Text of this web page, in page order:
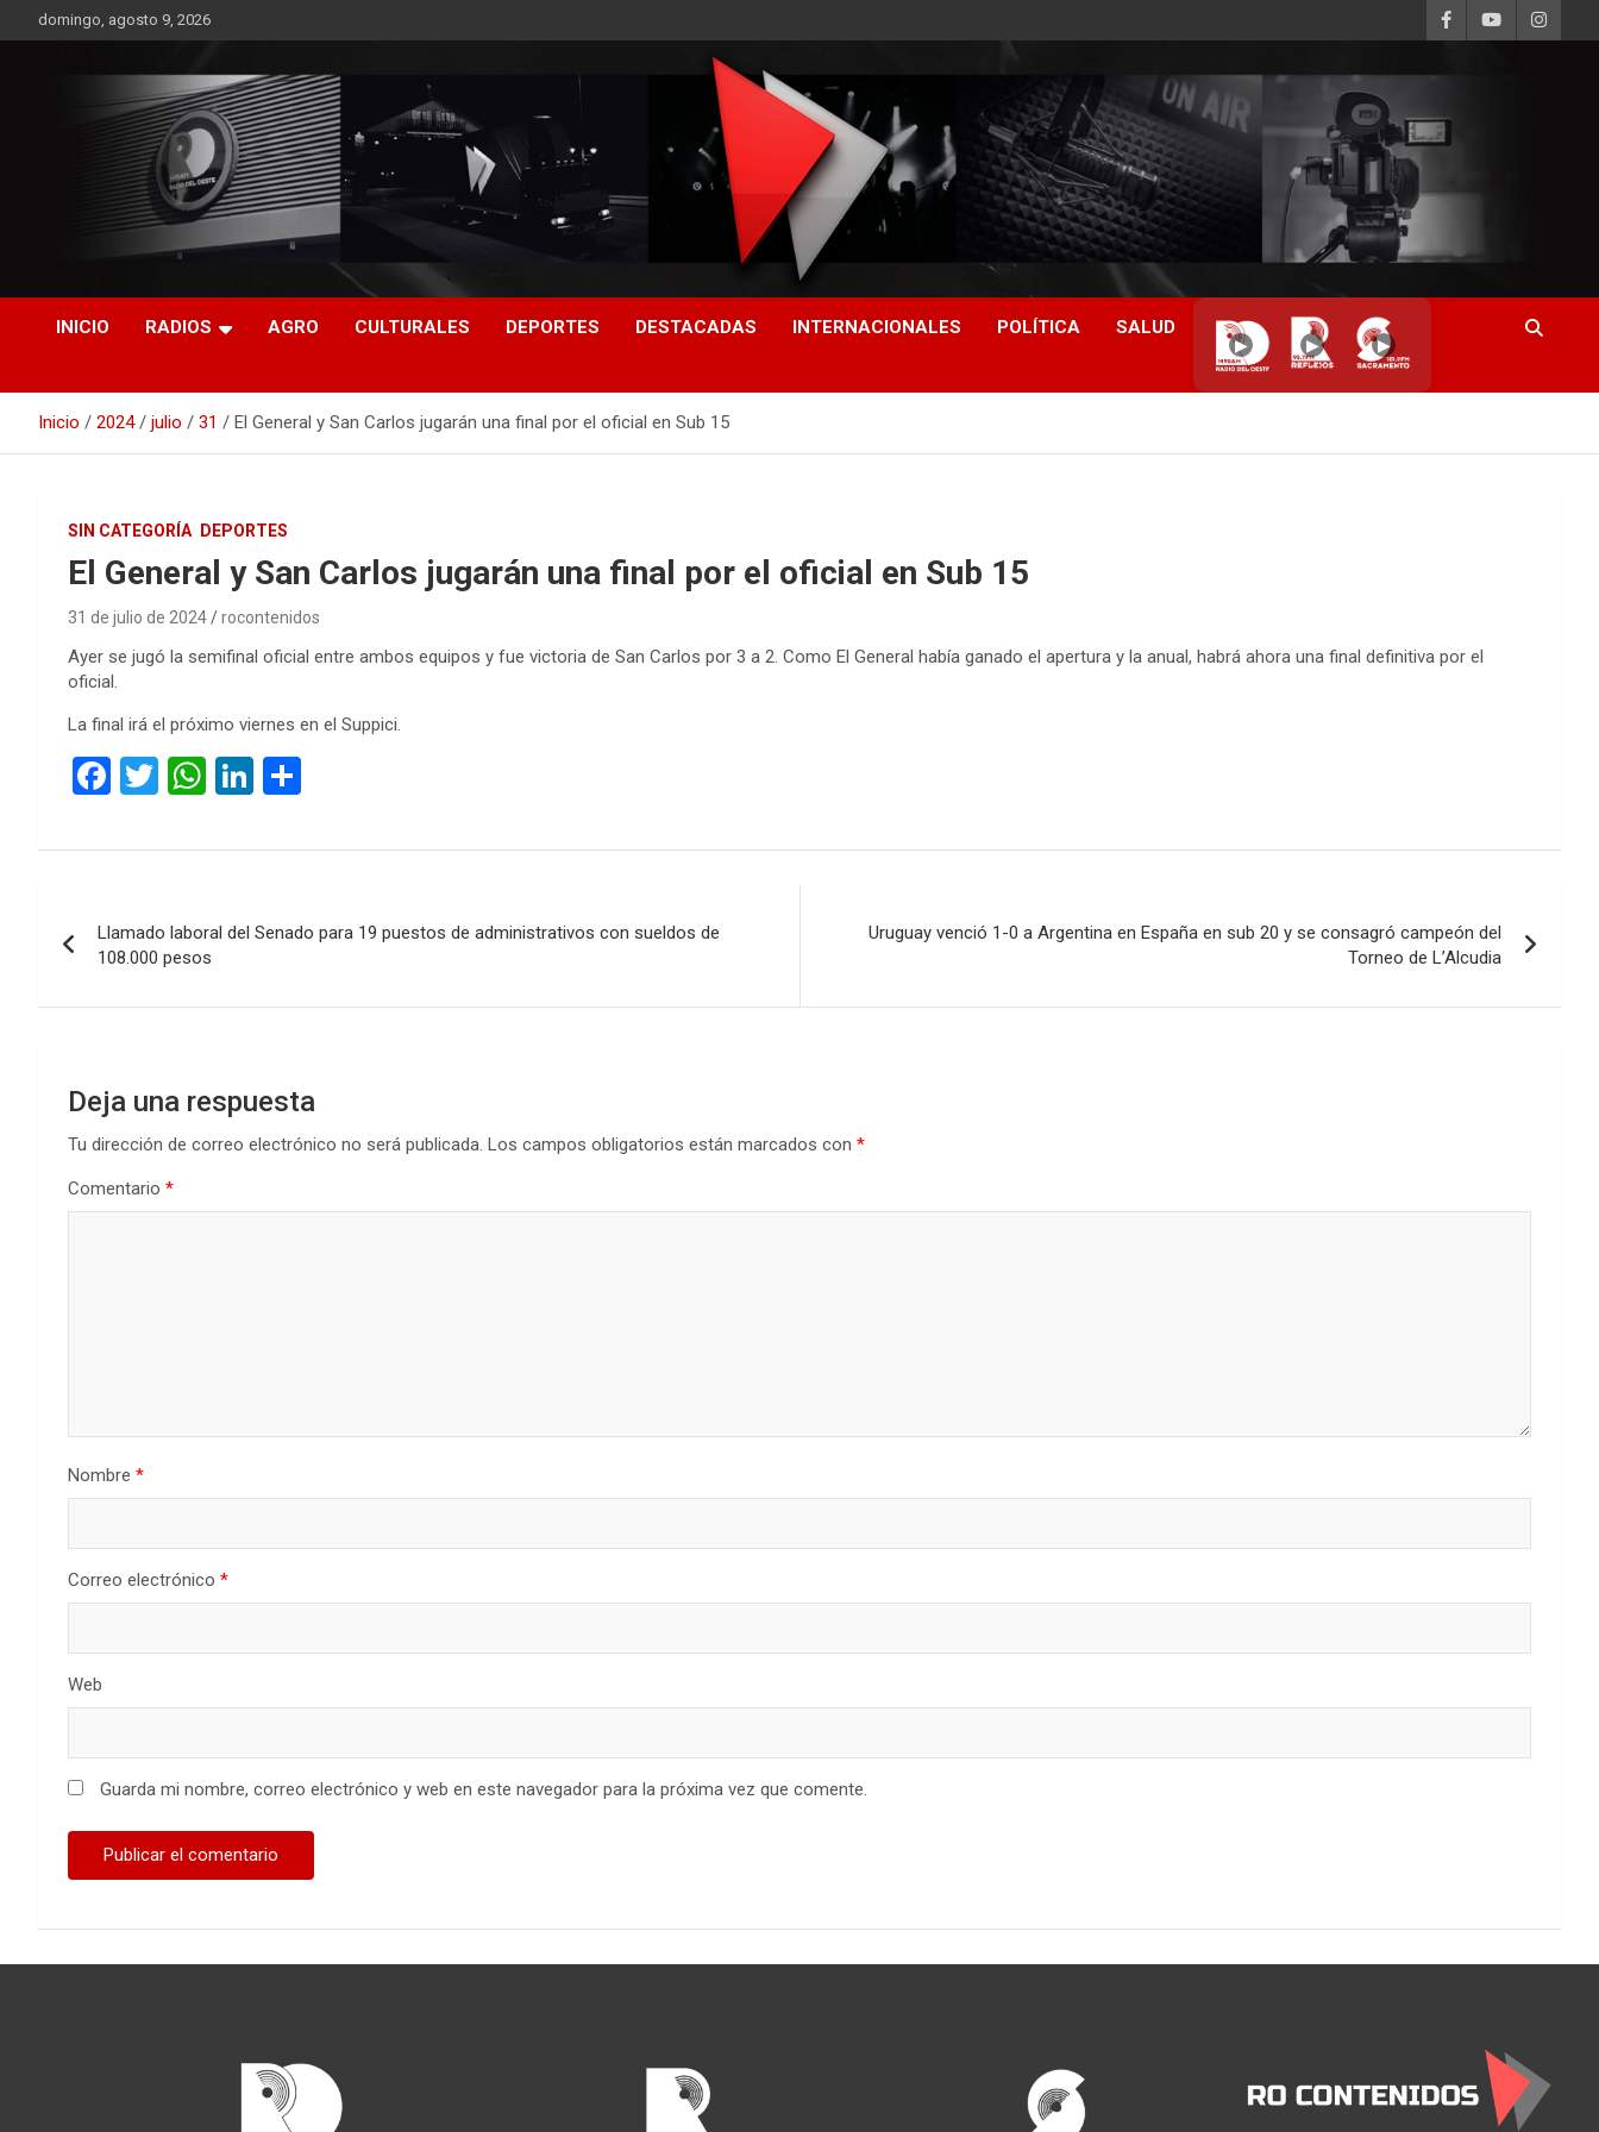
al
domingo, agosto 9, 2026
RO CONTENIDOS
INICIO RADIOS AGRO CULTURALES DEPORTES DESTACADAS INTERNACIONALES POLÍTICA SALUD
▶ ▶ ▶
Inicio 2024 julio 31 El General y San Carlos jugarán una final por el oficial en Sub 15
SIN CATEGORÍA DEPORTES
El General y San Carlos jugarán una final por el oficial en Sub 15
31 de julio de 2024 rocontenidos
Ayer se jugó la semifinal oficial entre ambos equipos y fue victoria de San Carlos por 3 a 2. Como El General había ganado el apertura y la anual, habrá ahora una final definitiva por el
oficial.
La final irá el próximo viernes en el Suppici.
F
ce
o
o
k
T
tt
W
at
A
p
p
Li
ke
n
m
ar
de
entradas
Llamado laboral del Senado para 19 puestos de administrativos con sueldos de
108.000 pesos
Uruguay venció 1-0 a Argentina en España en sub 20 y se consagró campeón del
Torneo de L’Alcudia
Deja una respuesta
Tu dirección de correo electrónico no será publicada. Los campos obligatorios están marcados con *
Comentario *
Nombre *
Correo electrónico *
Web
Guarda mi nombre, correo electrónico y web en este navegador para la próxima vez que comente.